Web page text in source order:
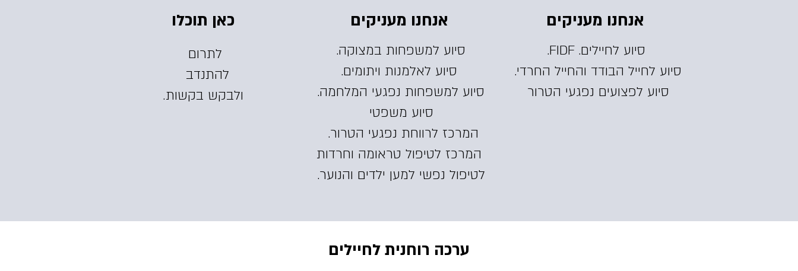
כאן תוכלו
לתרום
להתנדב
ולבקש בקשות.
אנחנו מעניקים
סיוע למשפחות במצוקה.
סיוע לאלמנות ויתומים.
סיוע למשפחות נפגעי המלחמה.
סיוע משפטי
המרכז לרווחת נפגעי הטרור.
המרכז לטיפול טראומה וחרדות
לטיפול נפשי למען ילדים והנוער.
אנחנו מעניקים
סיוע לחיילים. FIDF.
סיוע לחייל הבודד והחייל החרדי.
סיוע לפצועים נפגעי הטרור
ערכה רוחנית לחיילים